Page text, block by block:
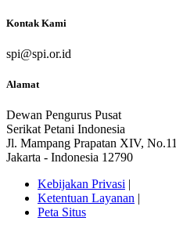
Kontak Kami
spi@spi.or.id
Alamat
Dewan Pengurus Pusat
Serikat Petani Indonesia
Jl. Mampang Prapatan XIV, No.11
Jakarta - Indonesia 12790
Kebijakan Privasi |
Ketentuan Layanan |
Peta Situs